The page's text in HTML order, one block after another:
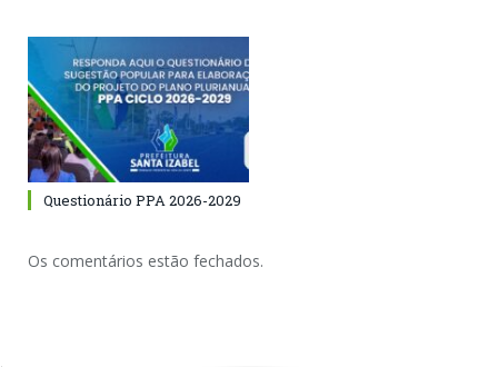
Questionário PPA 2026-2029
Os comentários estão fechados.